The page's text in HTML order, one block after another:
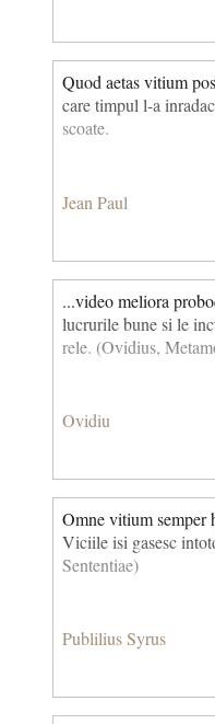
Quod aetas vitium
care timpul l-a
scoate.
Jean Paul
...video meliora
lucrurile bune si le
rele. (Ovidius,
Ovidiu
Omne vitium semper
Viciile isi gasesc
Sententiae)
Publilius Syrus